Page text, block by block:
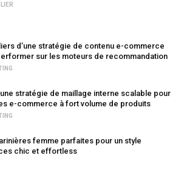
d’une stratégie de contenu e-commerce
sur les moteurs de recommandation
stratégie de maillage interne scalable pour
e-commerce à fort volume de produits
femme parfaites pour un style
chic et effortless